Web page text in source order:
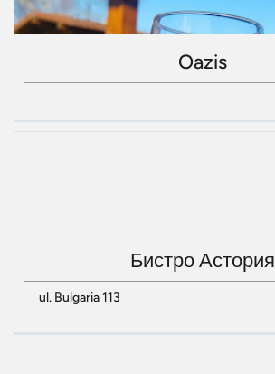
Oazis
Бистро Астория
ul. Bulgaria 113